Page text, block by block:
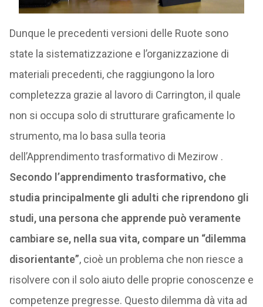
Dunque le precedenti versioni delle Ruote sono
state la sistematizzazione e l’organizzazione di
materiali precedenti, che raggiungono la loro
completezza grazie al lavoro di Carrington, il quale
non si occupa solo di strutturare graficamente lo
strumento, ma lo basa sulla teoria
dell’Apprendimento trasformativo di Mezirow .
Secondo l’apprendimento trasformativo, che
studia principalmente gli adulti che riprendono gli
studi, una persona che apprende può veramente
cambiare se, nella sua vita, compare un “dilemma
disorientante”, cioè un problema che non riesce a
risolvere con il solo aiuto delle proprie conoscenze e
competenze pregresse. Questo dilemma dà vita ad